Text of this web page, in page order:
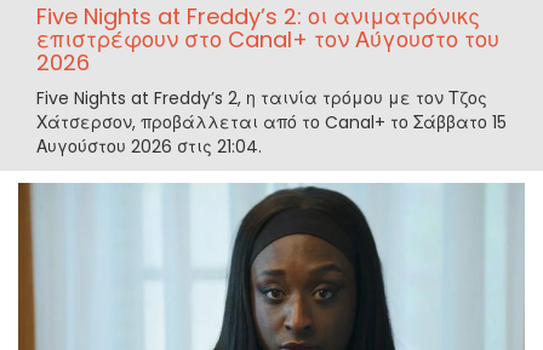
Five Nights at Freddy’s 2: οι ανιματρόνικς
επιστρέφουν στο Canal+ τον Αύγουστο του
2026
Five Nights at Freddy’s 2, η ταινία τρόμου με τον Τζος
Χάτσερσον, προβάλλεται από το Canal+ το Σάββατο 15
Αυγούστου 2026 στις 21:04.